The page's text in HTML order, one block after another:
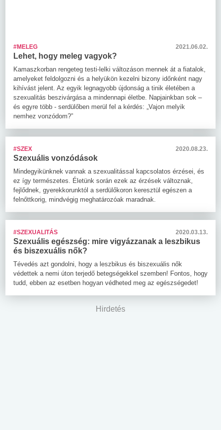
#MELEG 2021.06.02.
Lehet, hogy meleg vagyok?
Kamaszkorban rengeteg testi-lelki változáson mennek át a fiatalok,
amelyeket feldolgozni és a helyükön kezelni bizony időnként nagy
kihívást jelent. Az egyik legnagyobb újdonság a tinik életében a
szexualitás beszivárgása a mindennapi életbe. Napjainkban sok –
és egyre több - serdülőben merül fel a kérdés: „Vajon melyik
nemhez vonzódom?”
#SZEX 2020.08.23.
Szexuális vonzódások
Mindegyikünknek vannak a szexualitással kapcsolatos érzései, és
ez így természetes. Életünk során ezek az érzések változnak,
fejlődnek, gyerekkorunktól a serdülőkoron keresztül egészen a
felnőttkorig, mindvégig meghatározóak maradnak.
#SZEXUALITÁS 2020.03.13.
Szexuális egészség: mire vigyázzanak a leszbikus
és biszexuális nők?
Tévedés azt gondolni, hogy a leszbikus és biszexuális nők
védettek a nemi úton terjedő betegségekkel szemben! Fontos, hogy
tudd, ebben az esetben hogyan védheted meg az egészségedet!
Hirdetés